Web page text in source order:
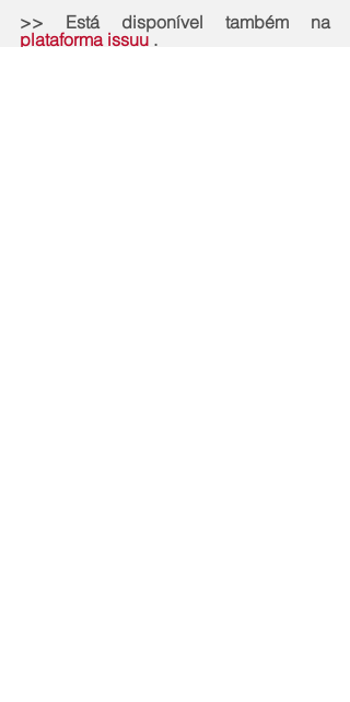
>> Está disponível também na
plataforma issuu .